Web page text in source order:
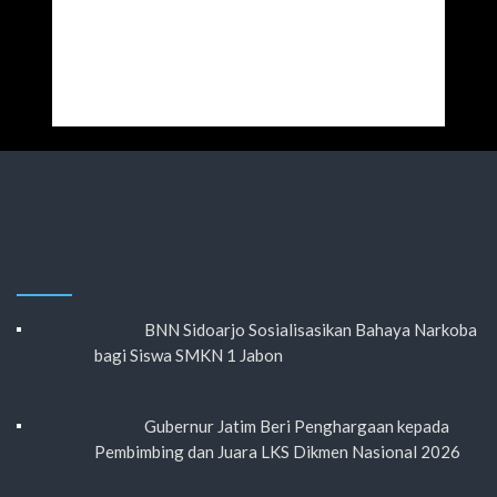
BNN Sidoarjo Sosialisasikan Bahaya Narkoba
bagi Siswa SMKN 1 Jabon
Gubernur Jatim Beri Penghargaan kepada
Pembimbing dan Juara LKS Dikmen Nasional 2026